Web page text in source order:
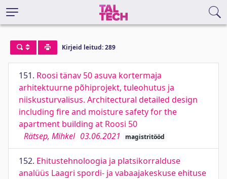
Kirjeid leitud: 289
151. Roosi tänav 50 asuva kortermaja
arhitektuurne põhiprojekt, tuleohutus ja
niiskusturvalisus. Architectural detailed design
including fire and moisture safety for the
apartment building at Roosi 50
Rätsep, Mihkel 03.06.2021 magistritööd
152. Ehitustehnoloogia ja platsikorralduse
analüüs Laagri spordi- ja vabaajakeskuse ehituse